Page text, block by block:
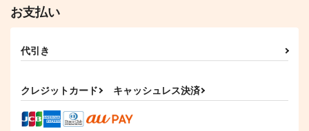
お支払い
代引き
クレジットカード キャッシュレス決済